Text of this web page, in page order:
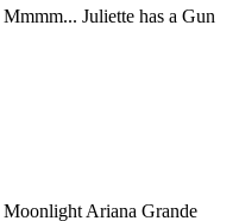
Mmmm... Juliette has a Gun
Moonlight Ariana Grande